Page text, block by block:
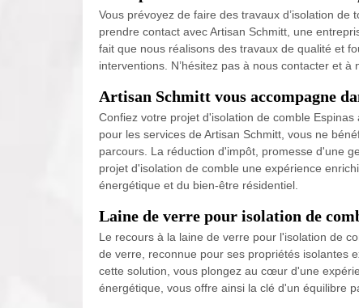
Vous prévoyez de faire des travaux d’isolation
prendre contact avec Artisan Schmitt, une
fait que nous réalisons des travaux de qualité et
interventions. N’hésitez pas à nous contacter et à
Artisan Schmitt vous accompagne
Confiez votre projet d'isolation de comble
pour les services de Artisan Schmitt, vous ne
parcours. La réduction d'impôt, promesse d'une
projet d'isolation de comble une expérience
énergétique et du bien-être résidentiel.
Laine de verre pour isolation de
Le recours à la laine de verre pour l'isolation de
de verre, reconnue pour ses propriétés isolantes
cette solution, vous plongez au cœur d'une
énergétique, vous offre ainsi la clé d'un équilibre